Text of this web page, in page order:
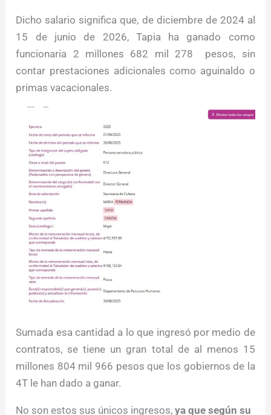
Dicho salario significa que, de diciembre de 2024 al
15 de junio de 2026, Tapia ha ganado como
funcionaria 2 millones 682 mil 278 pesos, sin
contar prestaciones adicionales como aguinaldo o
primas vacacionales.
Sumada esa cantidad a lo que ingresó por medio de
contratos, se tiene un gran total de al menos 15
millones 804 mil 966 pesos que los gobiernos de la
4T le han dado a ganar.
No son estos sus únicos ingresos,ya que según su